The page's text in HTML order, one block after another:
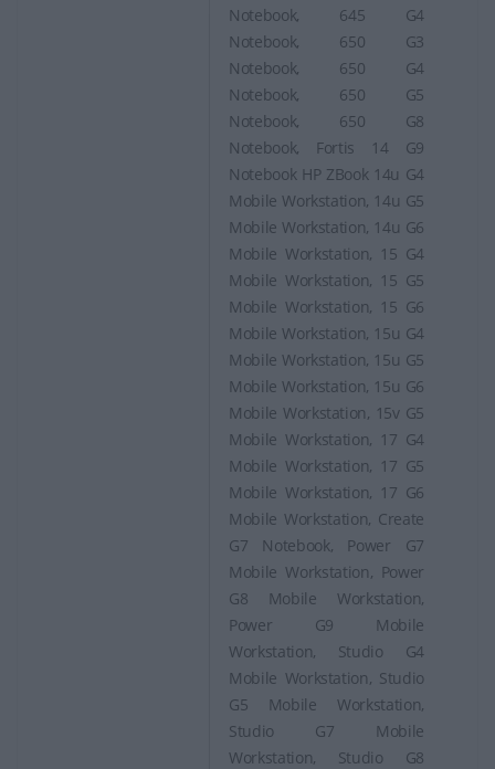
Notebook, 645 G4
Notebook, 650 G3
Notebook, 650 G4
Notebook, 650 G5
Notebook, 650 G8
Notebook, Fortis 14 G9
Notebook HP ZBook 14u G4
Mobile Workstation, 14u G5
Mobile Workstation, 14u G6
Mobile Workstation, 15 G4
Mobile Workstation, 15 G5
Mobile Workstation, 15 G6
Mobile Workstation, 15u G4
Mobile Workstation, 15u G5
Mobile Workstation, 15u G6
Mobile Workstation, 15v G5
Mobile Workstation, 17 G4
Mobile Workstation, 17 G5
Mobile Workstation, 17 G6
Mobile Workstation, Create
G7 Notebook, Power G7
Mobile Workstation, Power
G8 Mobile Workstation,
Power G9 Mobile
Workstation, Studio G4
Mobile Workstation, Studio
G5 Mobile Workstation,
Studio G7 Mobile
Workstation, Studio G8